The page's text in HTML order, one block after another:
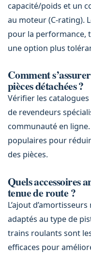
capacité/poids et un
au moteur (C-rating).
pour la performance,
une option plus
Comment
pièces détachées ?
Vérifier les
de revendeurs
communauté en
populaires pour
des pièces.
Quels accessoires
tenue de route ?
L’ajout
adaptés au type de
trains roulants sont
efficaces pour